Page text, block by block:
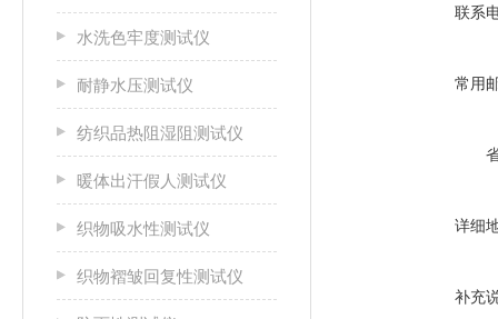
水洗色牢度测试仪
耐静水压测试仪
纺织品热阻湿阻测试仪
暖体出汗假人测试仪
织物吸水性测试仪
织物褶皱回复性测试仪
联系
常用
详细
补充